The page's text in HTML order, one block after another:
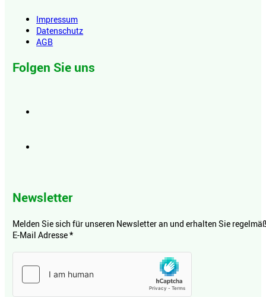
Impressum
Datenschutz
AGB
Folgen Sie uns
Newsletter
Melden Sie sich für unseren Newsletter an und erhalten Sie
E-Mail Adresse*